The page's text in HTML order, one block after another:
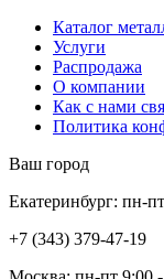
Каталог
Услуги
Распродажа
О компании
Как с нами
Политика
Ваш город
Екатеринбург: пн-пт
+7 (343) 379-47-19